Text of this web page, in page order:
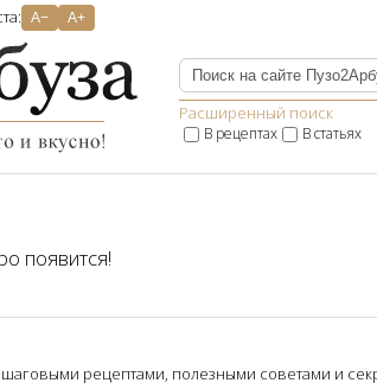
A− A+
Расширенный поиск
В рецептах В статьях
появится!
рецептами, полезными советами и